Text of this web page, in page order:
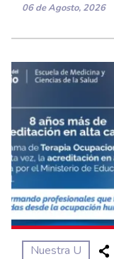
06 de Agosto, 2026
Nuestra U